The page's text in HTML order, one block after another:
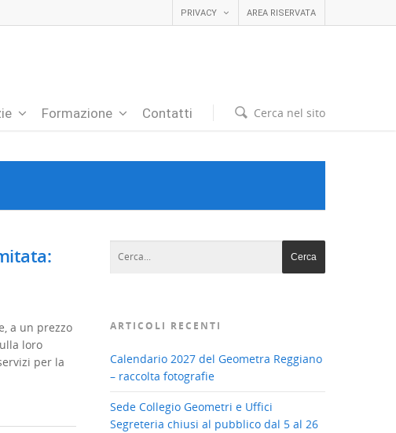
PRIVACY AREA RISERVATA
Cerca nel sito
Formazione Contatti
a un prezzo
loro
per la
ARTICOLI RECENTI
Calendario 2027 del Geometra Reggiano
– raccolta fotografie
Sede Collegio Geometri e Uffici
Segreteria chiusi al pubblico dal 5 al 26